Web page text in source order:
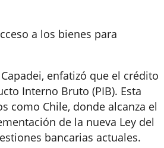
a los bienes para
enfatizó que el crédito
Interno Bruto (PIB). Esta
como Chile, donde alcanza el
de la nueva Ley del
bancarias actuales.